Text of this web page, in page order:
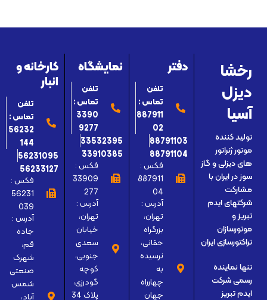
رخشا
دیزل
آسیا
تولید کننده
موتور ژنراتور
های دیزلی و گاز
سوز در ایران با
مشارکت
شرکتهای ایدم
تبریز و
موتورسازان
تراکتورسازی ایران
تنها نماینده
رسمی شرکت
ایدم تبریز
دفتر
تلفن
تماس :
887911
02
88791103
88791104
فکس :
887911
04
آدرس :
تهران،
بزرگراه
حقانی،
نرسیده
به
چهارراه
جهان
نمایشگاه
تلفن
تماس :
3390
9277
33532395
33910385
فکس :
33909
277
آدرس :
تهران،
خیابان
سعدی
جنوبی،
کوچه
گودرزی،
پلاک 34
کارخانه و
انبار
تلفن
تماس :
56232
144
56231095
56233127
فکس :
56231
039
آدرس :
جاده
قم،
شهرک
صنعتی
شمس
آباد،